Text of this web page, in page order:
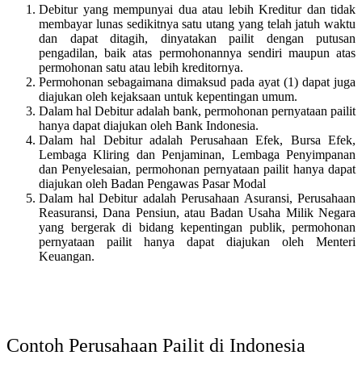
Debitur yang mempunyai dua atau lebih Kreditur dan tidak
membayar lunas sedikitnya satu utang yang telah jatuh waktu
dan dapat ditagih, dinyatakan pailit dengan putusan
pengadilan, baik atas permohonannya sendiri maupun atas
permohonan satu atau lebih kreditornya.
Permohonan sebagaimana dimaksud pada ayat (1) dapat juga
diajukan oleh kejaksaan untuk kepentingan umum.
Dalam hal Debitur adalah bank, permohonan pernyataan pailit
hanya dapat diajukan oleh Bank Indonesia.
Dalam hal Debitur adalah Perusahaan Efek, Bursa Efek,
Lembaga Kliring dan Penjaminan, Lembaga Penyimpanan
dan Penyelesaian, permohonan pernyataan pailit hanya dapat
diajukan oleh Badan Pengawas Pasar Modal
Dalam hal Debitur adalah Perusahaan Asuransi, Perusahaan
Reasuransi, Dana Pensiun, atau Badan Usaha Milik Negara
yang bergerak di bidang kepentingan publik, permohonan
pernyataan pailit hanya dapat diajukan oleh Menteri
Keuangan.
Contoh Perusahaan Pailit di Indonesia